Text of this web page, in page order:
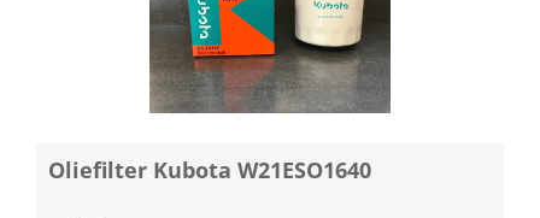
Oliefilter Kubota W21ESO1640